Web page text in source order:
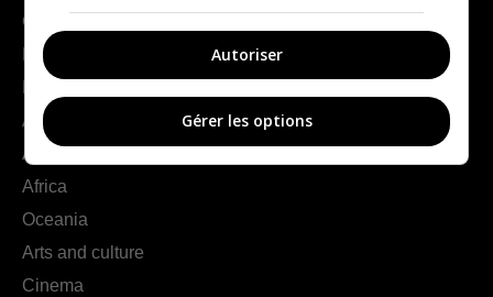
Geography
France
Americas
Asia
Africa
Oceania
Arts and culture
Cinema
Autoriser
Gérer les options